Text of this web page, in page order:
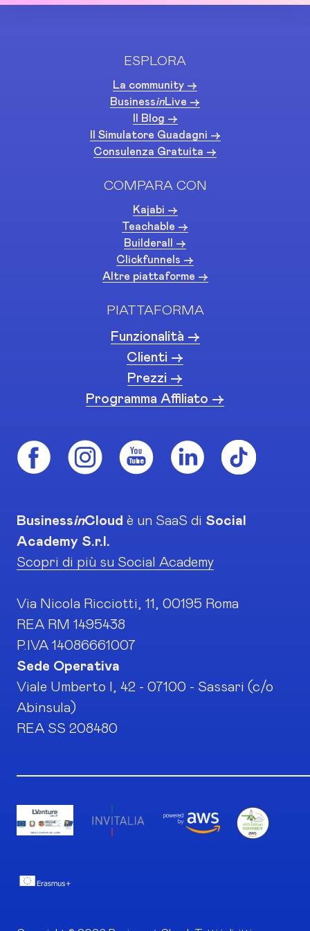
ESPLORA
La community ->
BusinessinLive ->
Il Blog ->
Il Simulatore Guadagni ->
Consulenza Gratuita ->
COMPARA CON
Kajabi ->
Teachable ->
Builderall ->
Clickfunnels ->
Altre piattaforme ->
PIATTAFORMA
Funzionalità ->
Clienti ->
Prezzi ->
Programma Affiliato ->
BusinessinCloud è un SaaS di Social
Academy S.r.l.
Scopri di più su Social Academy
Via Nicola Ricciotti, 11, 00195 Roma
REA RM 1495438
P.IVA 14086661007
Sede Operativa
Viale Umberto I, 42 - 07100 - Sassari (c/o
Abinsula)
REA SS 208480